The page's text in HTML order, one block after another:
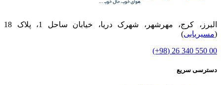
البرز، کرج، مهرشهر، شهرک دریا، خیابان ساحل 1، پلاک 18
(مسیریابی)
00 550 340 26 (98+)
دسترسی سریع